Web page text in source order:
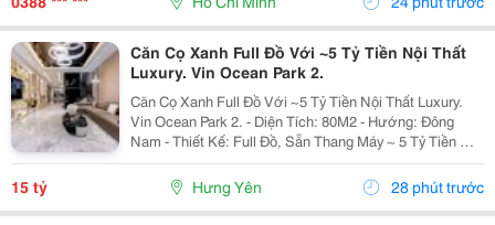
Căn Cọ Xanh Full Đồ Với ~5 Tỷ Tiền Nội Thất
Luxury. Vin Ocean Park 2.
Căn Cọ Xanh Full Đồ Với ~5 Tỷ Tiền Nội Thất Luxury.
Vin Ocean Park 2. - Diện Tích: 80M2 - Hướng: Đông
Nam - Thiết Kế: Full Đồ, Sẵn Thang Máy ~ 5 Tỷ Tiền Nội
Thất. - Giá Bán: 15 Tỷ - Giảm Giá Bán Tiếp Về Còn 14.6
Tỷ ( Thu...
15 tỷ Hưng Yên 28 phút trước